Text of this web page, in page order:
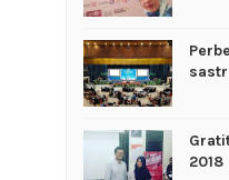
2018